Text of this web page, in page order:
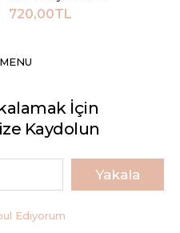
720,00TL
MENU
İçin
Kaydolun
Yakala
Ediyorum